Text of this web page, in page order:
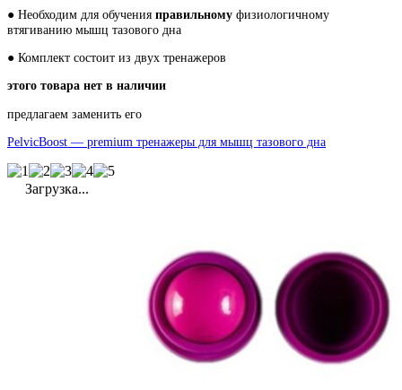
● Необходим для обучения правильному физиологичному
втягиванию мышц тазового дна
● Комплект состоит из двух тренажеров
этого товара нет в наличии
предлагаем заменить его
PelvicBoost — premium тренажеры для мышц тазового дна
Загрузка...